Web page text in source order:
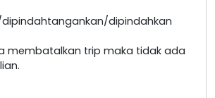
dipindahkan
membatalkan trip maka tidak ada